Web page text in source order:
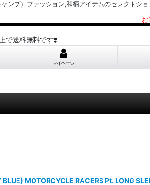
ンプ）ファッション,和柄アイテムのセレクトシ
お
で送料無料です❣️
マイページ
MOTORCYCLE RACERS Pt. LONG